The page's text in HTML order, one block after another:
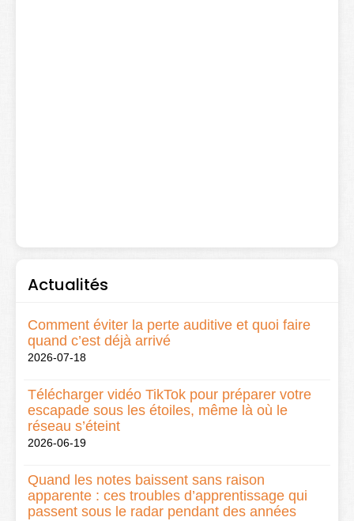
Actualités
Comment éviter la perte auditive et quoi faire
quand c’est déjà arrivé
2026-07-18
Télécharger vidéo TikTok pour préparer votre
escapade sous les étoiles, même là où le
réseau s’éteint
2026-06-19
Quand les notes baissent sans raison
apparente : ces troubles d’apprentissage qui
passent sous le radar pendant des années